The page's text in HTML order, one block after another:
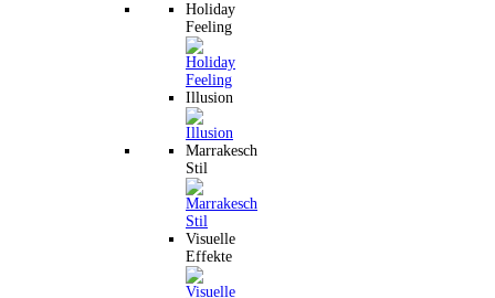
Holiday
Feeling
Illusion
Marrakesch
Stil
Visuelle
Effekte